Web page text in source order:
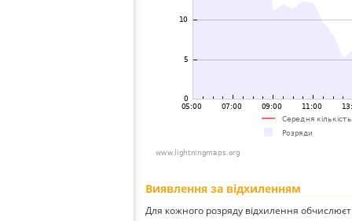
Виявлення за відхиленням
Для кожного розряду відхилення